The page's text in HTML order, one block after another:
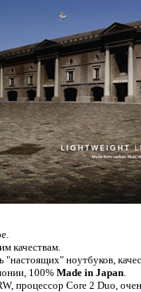
качествам.
"настоящих" ноутбуков,
100% Made in Japan.
процессор Core 2 Duo,